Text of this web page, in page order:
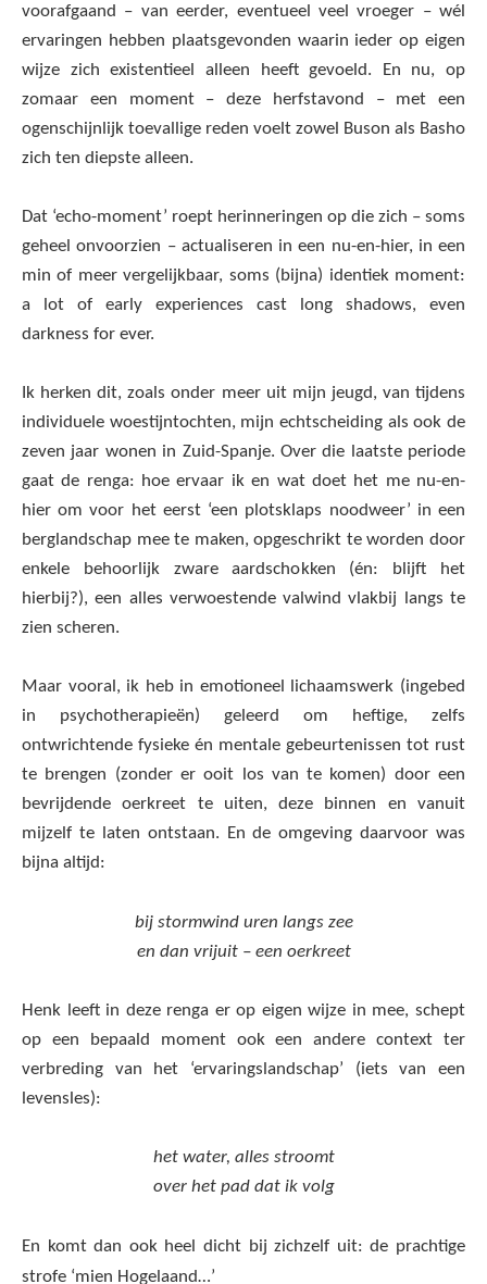
voorafgaand – van eerder, eventueel veel vroeger – wél
ervaringen hebben plaatsgevonden waarin ieder op eigen
wijze zich existentieel alleen heeft gevoeld. En nu, op
zomaar een moment – deze herfstavond – met een
ogenschijnlijk toevallige reden voelt zowel Buson als Basho
zich ten diepste alleen.
Dat ‘echo-moment’ roept herinneringen op die zich – soms
geheel onvoorzien – actualiseren in een nu-en-hier, in een
min of meer vergelijkbaar, soms (bijna) identiek moment:
a lot of early experiences cast long shadows, even
darkness for ever.
Ik herken dit, zoals onder meer uit mijn jeugd, van tijdens
individuele woestijntochten, mijn echtscheiding als ook de
zeven jaar wonen in Zuid-Spanje. Over die laatste periode
gaat de renga: hoe ervaar ik en wat doet het me nu-en-
hier om voor het eerst ‘een plotsklaps noodweer’ in een
berglandschap mee te maken, opgeschrikt te worden door
enkele behoorlijk zware aardschokken (én: blijft het
hierbij?), een alles verwoestende valwind vlakbij langs te
zien scheren.
Maar vooral, ik heb in emotioneel lichaamswerk (ingebed
in psychotherapieën) geleerd om heftige, zelfs
ontwrichtende fysieke én mentale gebeurtenissen tot rust
te brengen (zonder er ooit los van te komen) door een
bevrijdende oerkreet te uiten, deze binnen en vanuit
mijzelf te laten ontstaan. En de omgeving daarvoor was
bijna altijd:
bij stormwind uren langs zee
en dan vrijuit – een oerkreet
Henk leeft in deze renga er op eigen wijze in mee, schept
op een bepaald moment ook een andere context ter
verbreding van het ‘ervaringslandschap’ (iets van een
levensles):
het water, alles stroomt
over het pad dat ik volg
En komt dan ook heel dicht bij zichzelf uit: de prachtige
strofe ‘mien Hogelaand…’